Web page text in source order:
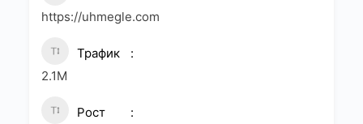
https://uhmegle.com
Трафик
2.1M
Рост